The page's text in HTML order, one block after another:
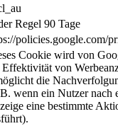
Regel 90 Tage
policies.google.com/
Cookie wird von
von
die
wenn ein Nutzer nach
eine bestimmte